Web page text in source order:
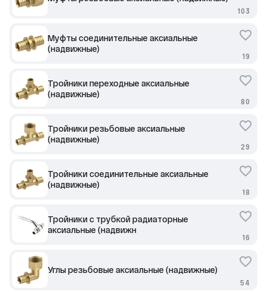
103
Муфты соединительные аксиальные
(надвижные)
19
Тройники переходные аксиальные
(надвижные)
80
Тройники резьбовые аксиальные
(надвижные)
29
Тройники соединительные аксиальные
(надвижные)
18
Тройники с трубкой радиаторные
аксиальные (надвижн
16
Углы резьбовые аксиальные (надвижные)
54